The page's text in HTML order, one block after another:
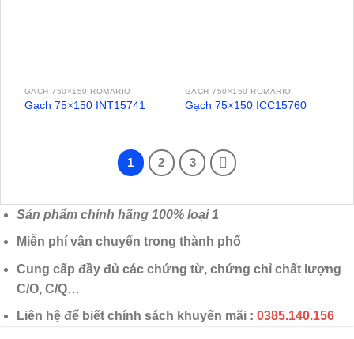
GACH 750×150 ROMARIO
Gạch 75×150 INT15741
GACH 750×150 ROMARIO
Gạch 75×150 ICC15760
1 2 3
Sản phẩm chính hãng 100% loại 1
Miễn phí vận chuyển trong thành phố
Cung cấp đầy đủ các chứng từ, chứng chỉ chất lượng
C/O, C/Q…
Liên hệ để biết chính sách khuyến mãi : 0385.140.156